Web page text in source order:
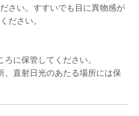
さい。すすいでも目に異物感が
ださい。
ろに保管してください。
、直射日光のあたる場所には保